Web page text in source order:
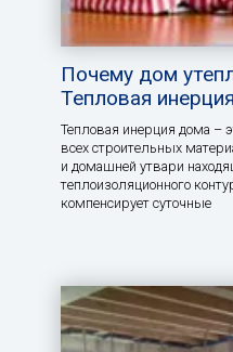
Почему дом
Тепловая
Тепловая инерция дома –
всех строительных
и домашней утвари
теплоизоляционного
компенсирует суточные